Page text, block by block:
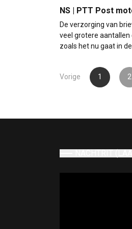
NS | PTT Post
De verzorging van
veel grotere
zoals het nu gaat in de
Vorige 1 2